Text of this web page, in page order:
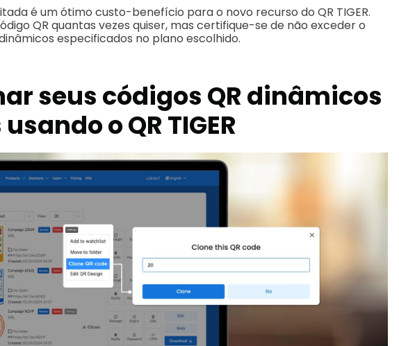
é um ótimo custo-benefício para o novo recurso do QR TIGER.
QR quantas vezes quiser, mas certifique-se de não exceder o
especificados no plano escolhido.
seus códigos QR dinâmicos
o QR TIGER